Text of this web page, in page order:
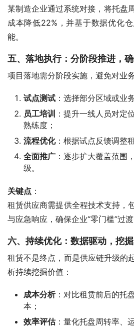
某制造企业通过系统对接，将托盘
成本降低22%，并基于数据优化
能。
五、落地执行：分阶段推进，
项目落地需分阶段实施，避免对业
试点测试 ：选择部分区域或业
员工培训 ：提升一线人员对定
熟练度；
流程优化：根据试点反馈调整
全面推广 ：逐步扩大覆盖范围
级。
关键点 ：
租赁供应商需提供全程技术支持，
与应急响应，确保企业“零门槛”过渡
六、持续优化：数据驱动，挖
租赁不是终点，而是供应链升级的
析持续挖掘价值：
成本分析：对比租赁前后的托
本；
效率评估：量化托盘周转率、